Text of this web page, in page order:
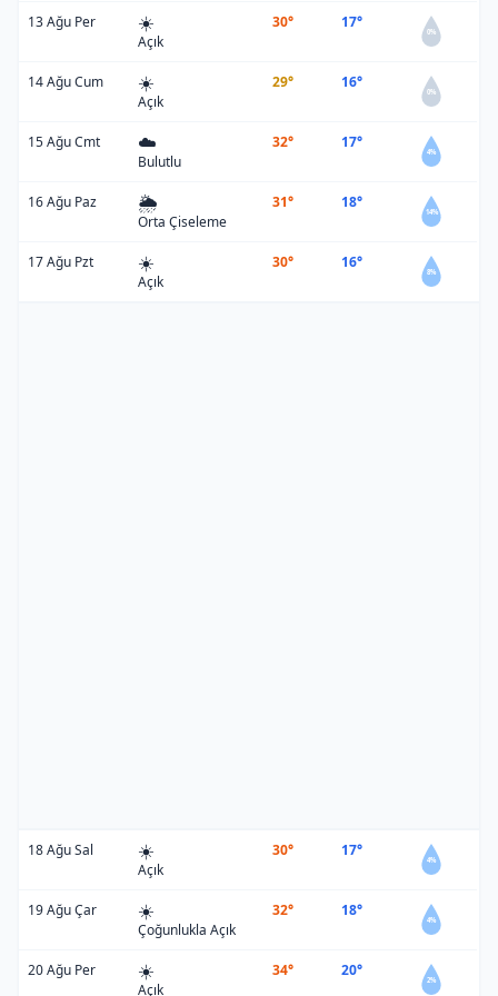
13 Ağu Per ☀️
Açık
30° 17°
0%
14 Ağu Cum ☀️
Açık
29° 16°
0%
15 Ağu Cmt ☁️
Bulutlu
32° 17°
4%
16 Ağu Paz 🌦️
Orta Çiseleme
31° 18°
14%
17 Ağu Pzt ☀️
Açık
30° 16°
8%
18 Ağu Sal ☀️
Açık
30° 17°
4%
19 Ağu Çar ☀️
Çoğunlukla Açık
32° 18°
4%
20 Ağu Per ☀️
Açık
34° 20°
2%